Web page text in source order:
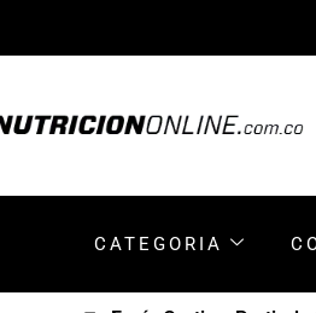
CATEGORIA